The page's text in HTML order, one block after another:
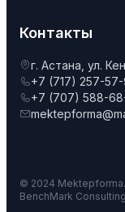
Контакты
г. Астана, ул.
+7 (717) 257-
+7 (707) 588-
© 2024
BenchMark Consulting